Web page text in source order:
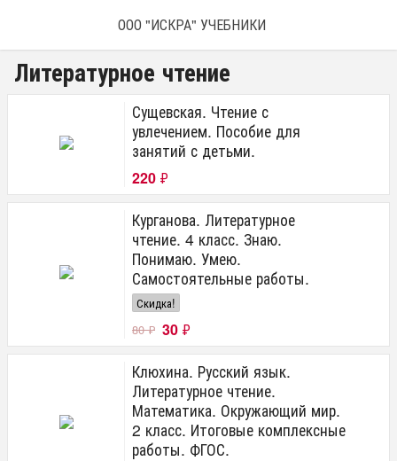
ООО "ИСКРА" УЧЕБНИКИ
Литературное чтение
Сущевская. Чтение с
увлечением. Пособие для
занятий с детьми.
220 ₽
Курганова. Литературное
чтение. 4 класс. Знаю.
Понимаю. Умею.
Самостоятельные работы.
Скидка!
80₽ 30 ₽
Клюхина. Русский язык.
Литературное чтение.
Математика. Окружающий мир.
2 класс. Итоговые комплексные
работы. ФГОС.